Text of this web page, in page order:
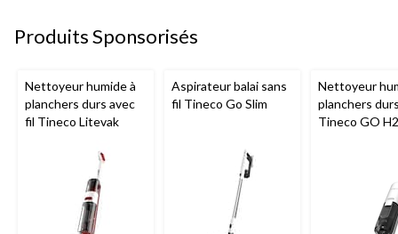
Produits Sponsorisés
Nettoyeur humide à
planchers durs avec
fil Tineco Litevak
Aspirateur balai sans
fil Tineco Go Slim
Nettoyeur
planchers
Tineco GO